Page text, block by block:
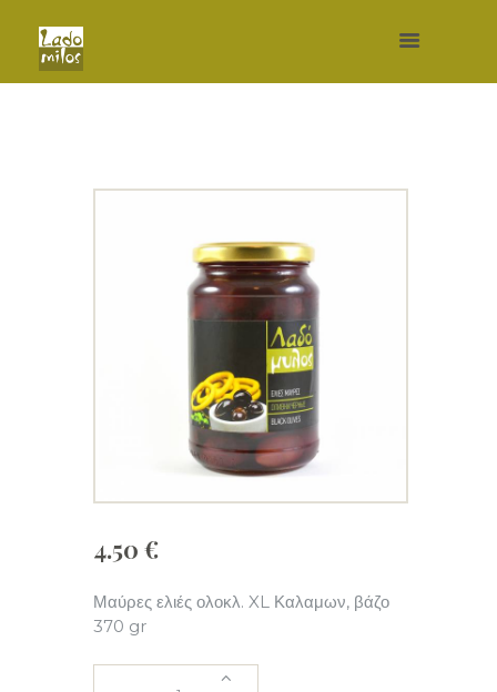
4.50 €
Μαύρες ελιές ολοκλ. XL Καλαμων, βάζο
370 gr